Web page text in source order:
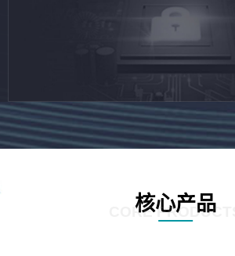
核心产品
CORE PRODUCTS